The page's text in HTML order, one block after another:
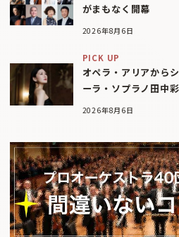
がまもなく開幕
2026年8月6日
PICK UP
オペラ・アリアから
ーラ・ソプラノ田中
2026年8月6日